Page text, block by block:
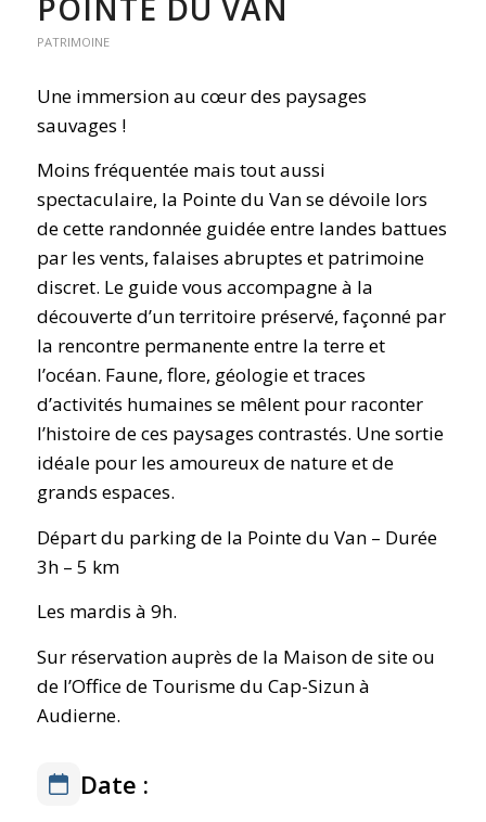
POINTE DU VAN
PATRIMOINE
Une immersion au cœur des paysages
sauvages !
Moins fréquentée mais tout aussi
spectaculaire, la Pointe du Van se dévoile lors
de cette randonnée guidée entre landes battues
par les vents, falaises abruptes et patrimoine
discret. Le guide vous accompagne à la
découverte d’un territoire préservé, façonné par
la rencontre permanente entre la terre et
l’océan. Faune, flore, géologie et traces
d’activités humaines se mêlent pour raconter
l’histoire de ces paysages contrastés. Une sortie
idéale pour les amoureux de nature et de
grands espaces.
Départ du parking de la Pointe du Van – Durée
3h – 5 km
Les mardis à 9h.
Sur réservation auprès de la Maison de site ou
de l’Office de Tourisme du Cap-Sizun à
Audierne.
Date :